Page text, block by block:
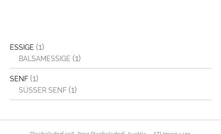
ESSIGE (1)
BALSAMESSIGE (1)
SENF (1)
SÜSSER SENF (1)